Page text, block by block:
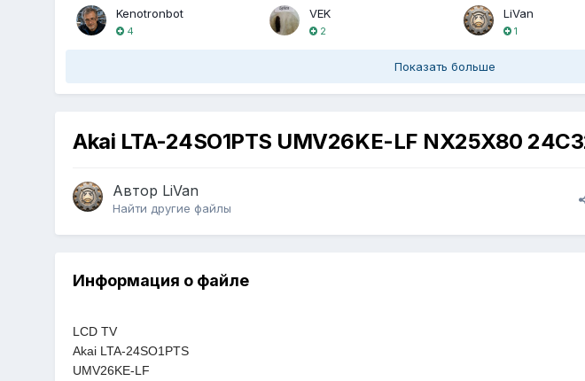
Kenotronbot
4
VEK
2
LiVan
1
Показать больше
Akai LTA-24SO1PTS UMV26KE-LF NX25X80
Автор LiVan
Найти другие файлы
Информация о файле
LCD TV
Akai LTA-24SO1PTS
UMV26KE-LF